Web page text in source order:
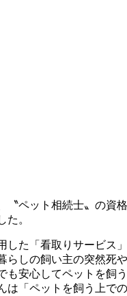
〝ペット相続士〟の資
た。
した「看取りサービス
らしの飼い主の突然死
も安心してペットを飼
「ペットを飼う上で